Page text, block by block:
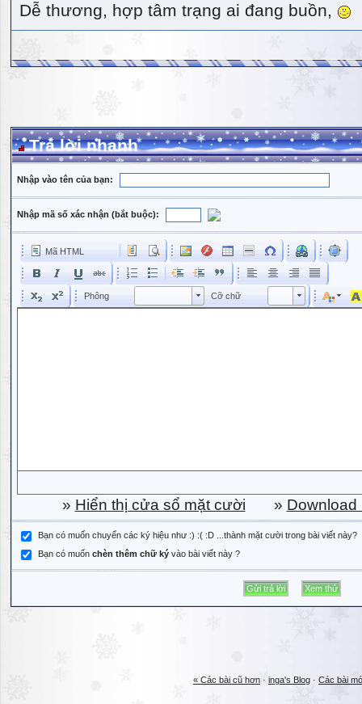
Dễ thương, hợp tâm trạng ai đang buồn,
Trả lời nhanh
Nhập vào tên của bạn:
Nhập mã số xác nhận (bắt buộc):
Mã HTML
Phông Phông Cỡ chữ Kích cỡ phông
» Hiển thị cửa sổ mặt cười » Download
Bạn có muốn chuyển các ký hiệu như :) :( :D ...thành mặt cười trong bài viết này?
Bạn có muốn chèn thêm chữ ký vào bài viết này ?
« Các bài cũ hơn · inga's Blog · Các bài